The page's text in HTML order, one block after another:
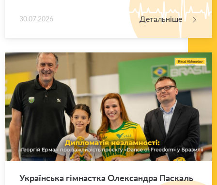
30.07.2026 Детальніше
Укра­їн­ська гім­нас­тка Оле­ксан­дра Па­скаль